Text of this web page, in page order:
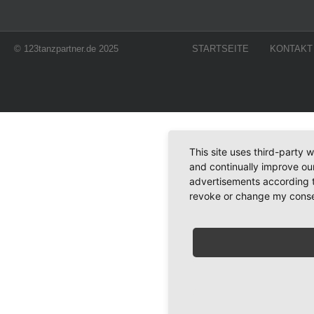
© 123tanzpartner.de 2025 STARTSEITE
This site uses third-party
and continually improve
advertisements according
revoke or change my